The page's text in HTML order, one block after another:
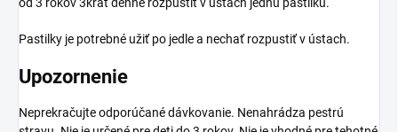
Pastilky je potrebné užiť po jedle a nechať rozpustiť v ústach.
Upozornenie
Neprekračujte odporúčané dávkovanie. Nenahrádza pestrú